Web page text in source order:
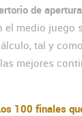
de
el medio
tal y
mejores
100 finales